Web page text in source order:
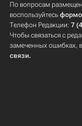
По вопросам
воспользуйтесь
Телефон Редакции: 7
Чтобы связаться с
замеченных ошибках,
связи.